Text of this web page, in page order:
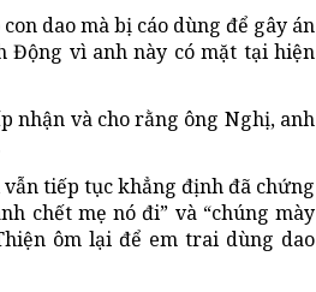
dao mà bị cáo dùng để gây án
Động vì anh này có mặt tại hiện
nhận và cho rằng ông Nghị, anh
tiếp tục khẳng định đã chứng
chết mẹ nó đi” và “chúng mày
ôm lại để em trai dùng dao